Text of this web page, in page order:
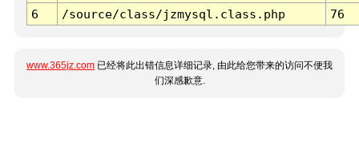
6
/source/class/jzmysql.class.php 76
www.365jz.com 已经将此出错信息详细记录, 由此给您带来的访问不便我
们深感歉意.